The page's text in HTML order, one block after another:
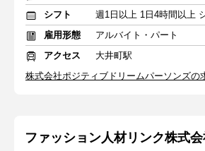
シフト
雇用形態
アルバイト・パート
アクセス
大井町駅
株式会社ポジティブドリームパーソンズの
ファッション人材リンク株式